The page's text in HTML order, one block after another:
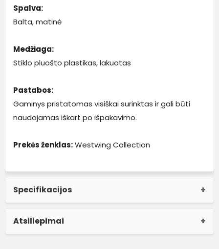
Spalva:
Balta, matinė
Medžiaga:
Stiklo pluošto plastikas, lakuotas
Pastabos:
Gaminys pristatomas visiškai surinktas ir gali būti
naudojamas iškart po išpakavimo.
Prekės ženklas:Westwing Collection
Specifikacijos
Atsiliepimai